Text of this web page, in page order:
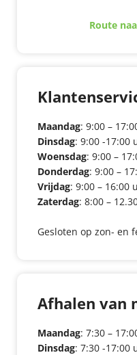
Route
Maandag: 9:00 –
Dinsdag: 9:00 -17:00
Woensdag: 9:00 –
Donderdag: 9:00 –
Vrijdag: 9:00 – 16:00
Zaterdag: 8:00 –
Gesloten op zon- en
Afhalen van
Maandag: 7:30 –
Dinsdag: 7:30 -17:00